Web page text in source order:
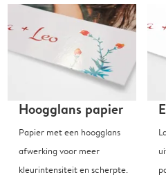
Hoogglans papier
Papier met een hoogglans
afwerking voor meer
kleurintensiteit en scherpte.